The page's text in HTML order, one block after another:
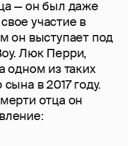
— он был даже
участие в
он выступает под
Люк Перри,
одном из таких
в 2017 году.
отца он